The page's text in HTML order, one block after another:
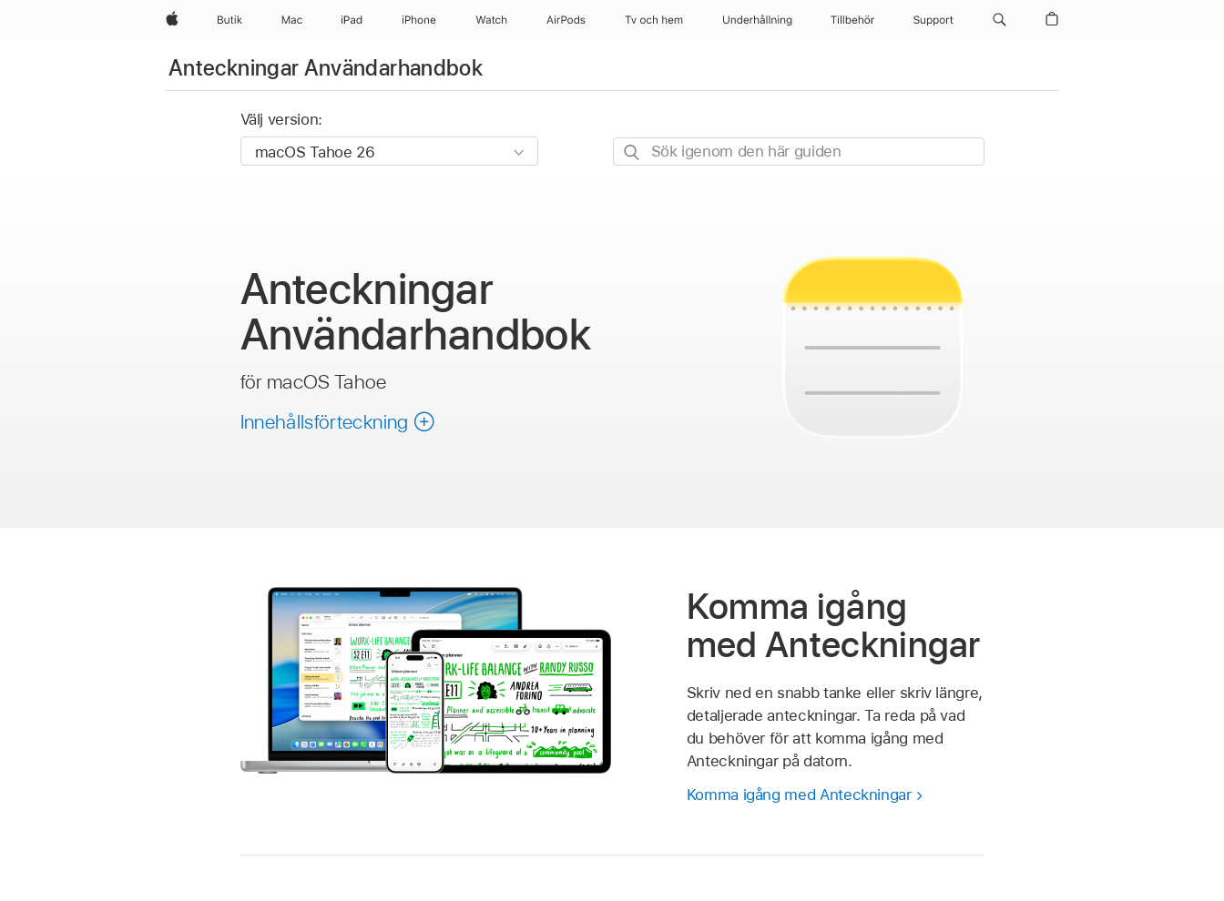
AppleButik Mac iPad iPhone Watch AirPods Tv och hem Underhållning Tillbehör Support
Anteckningar Användarhandbok
Välj version:
Sök
Anteckningar
Användarhandbok
för macOS Tahoe
Innehållsförteckning
Komma igång
med Anteckningar
Skriv ned en snabb tanke eller skriv längre,
detaljerade anteckningar. Ta reda på vad
du behöver för att komma igång med
Anteckningar på datorn.
Komma igång med Anteckningar